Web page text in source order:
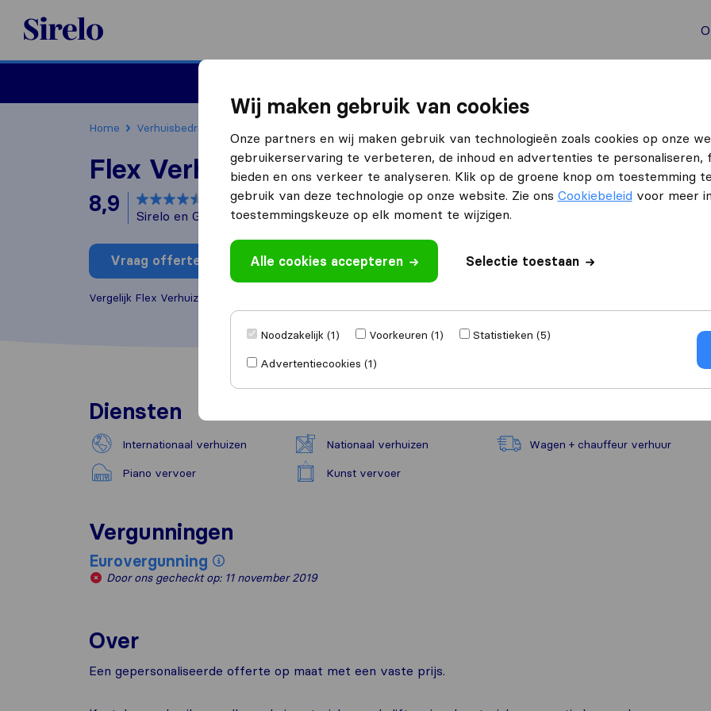
Sirelo.nl
Home Verhuisbedrijven
Flex Verhuizingen
8,9 gebaseerd op333
Sirelo en Google reviews
i
Vraag offerte aan Schrijf beoordeling
Vergelijk Flex Verhuizingen met andere
Wat klanten zeggen
Professioneel (67)
Vriendelijk (58)
Onvoorzichtig met meubelen (5)
Diensten
Internationaal verhuizen Nationaal verhuizen
Wagen + chauffeur verhuur
Piano vervoer
Kunst vervoer
Vergunningen
Eurovergunning
Door ons gecheckt op: 11 november 2019
Over
Een gepersonaliseerde offerte op maat met een vaste prijs.
Wij maken gebruik van cookies
Onze partners en wij maken gebruik van technologieën zoals cookies op onze
gebruikerservaring te verbeteren, de inhoud en advertenties te personaliseren,
bieden en ons verkeer te analyseren. Klik op de groene knop om toestemming
gebruik van deze technologie op onze website. Zie ons Cookiebeleid voor meer
toestemmingskeuze op elk moment te wijzigen.
Alle cookies accepteren Selectie toestaan
Noodzakelijk (1) Voorkeuren (1)
Statistieken (5)
Advertentiecookies (1)